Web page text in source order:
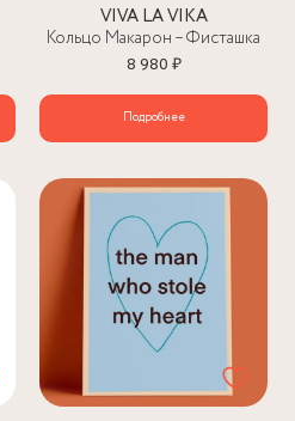
VIVA LA VIKA
Кольцо Макарон – Фисташка
8 980 ₽
Подробнее